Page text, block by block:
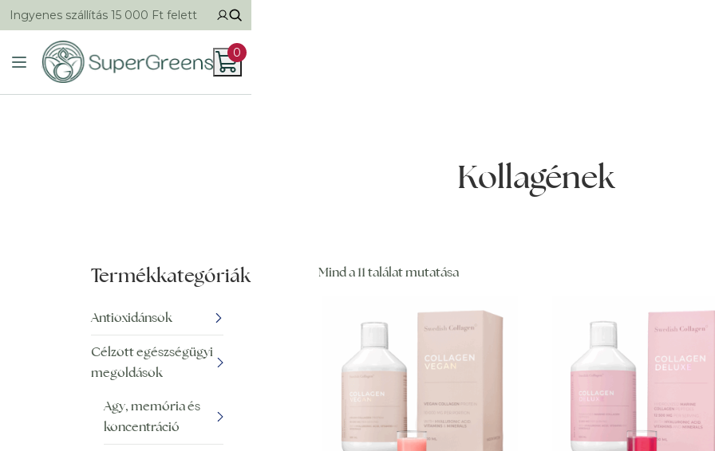
Ingyenes szállítás 15 000 Ft felett
0
Kollagének
Mind a 11 találat mutatása
Termékkategóriák
Antioxidánsok
Célzott egészségügyi
megoldások
Agy, memória és
koncentráció